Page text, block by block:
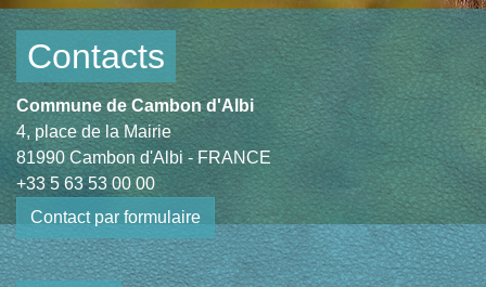
Contacts
Commune de Cambon d'Albi
4, place de la Mairie
81990 Cambon d'Albi - FRANCE
+33 5 63 53 00 00
Contact par formulaire